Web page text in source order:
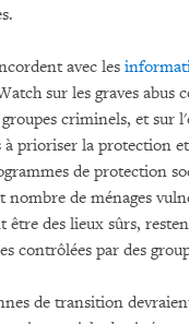
avec les
sur les graves abus
criminels, et sur
à prioriser la protection
de protection
de ménages
être des lieux sûrs,
contrôlées par des
de transition